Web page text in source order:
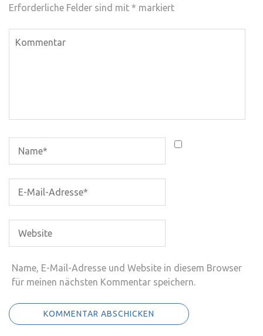
Erforderliche Felder sind mit * markiert
Name, E-Mail-Adresse und Website in diesem Browser
für meinen nächsten Kommentar speichern.